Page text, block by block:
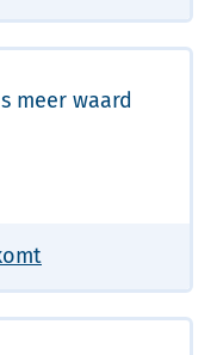
meer waard